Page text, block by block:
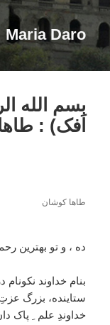
Maria Daro
بِسم الله
افک) :
طاها کوشان
ده ، و تو بهترين
بنام خداوند
ستاینده، بزرگ
خداوندِ علم ِ پاک